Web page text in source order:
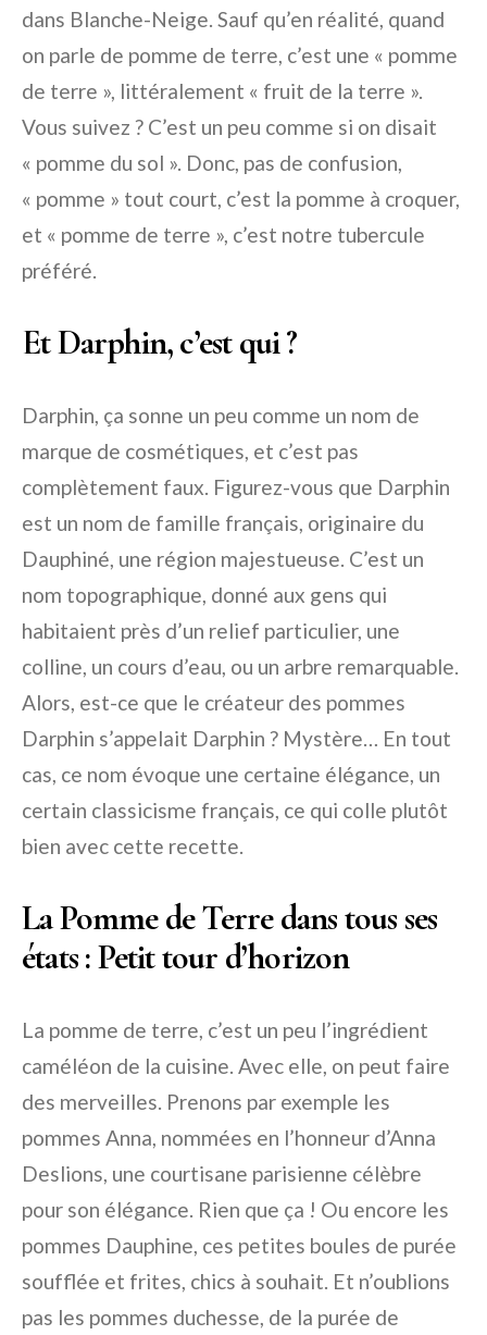
dans Blanche-Neige. Sauf qu’en réalité, quand
on parle de pomme de terre, c’est une « pomme
de terre », littéralement « fruit de la terre ».
Vous suivez ? C’est un peu comme si on disait
« pomme du sol ». Donc, pas de confusion,
« pomme » tout court, c’est la pomme à croquer,
et « pomme de terre », c’est notre tubercule
préféré.
Et Darphin, c’est qui ?
Darphin, ça sonne un peu comme un nom de
marque de cosmétiques, et c’est pas
complètement faux. Figurez-vous que Darphin
est un nom de famille français, originaire du
Dauphiné, une région majestueuse. C’est un
nom topographique, donné aux gens qui
habitaient près d’un relief particulier, une
colline, un cours d’eau, ou un arbre remarquable.
Alors, est-ce que le créateur des pommes
Darphin s’appelait Darphin ? Mystère… En tout
cas, ce nom évoque une certaine élégance, un
certain classicisme français, ce qui colle plutôt
bien avec cette recette.
La Pomme de Terre dans tous ses
états : Petit tour d’horizon
La pomme de terre, c’est un peu l’ingrédient
caméléon de la cuisine. Avec elle, on peut faire
des merveilles. Prenons par exemple les
pommes Anna, nommées en l’honneur d’Anna
Deslions, une courtisane parisienne célèbre
pour son élégance. Rien que ça ! Ou encore les
pommes Dauphine, ces petites boules de purée
soufflée et frites, chics à souhait. Et n’oublions
pas les pommes duchesse, de la purée de